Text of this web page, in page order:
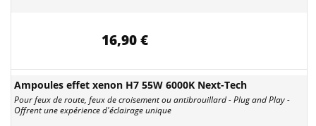
16,90 €
Ampoules effet xenon H7 55W 6000K Next-Tech
Pour feux de route, feux de croisement ou antibrouillard - Plug and Play -
Offrent une expérience d'éclairage unique